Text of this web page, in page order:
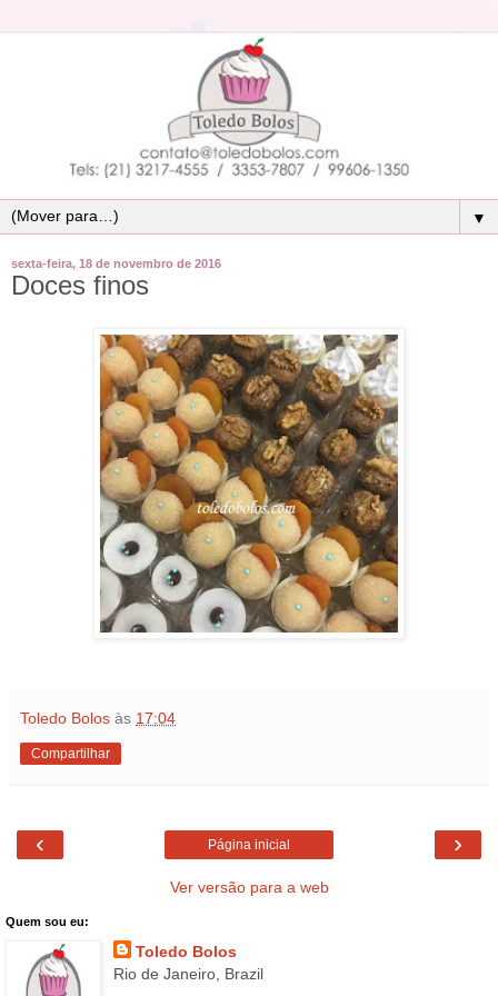
▼
sexta-feira, 18 de novembro de 2016
Doces finos
Toledo Bolos às 17:04
Compartilhar
‹ ›
Página inicial
Ver versão para a web
Quem sou eu:
Toledo Bolos
Rio de Janeiro, Brazil